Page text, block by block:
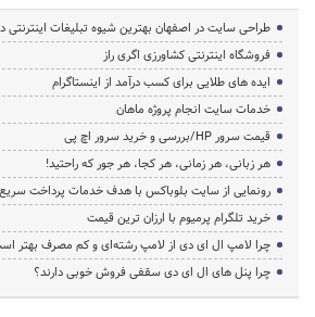
طراحی سایت در اصفهان بهترین شیوه تبلیغات اینترنتی
فروشگاه اینترنتی کشاورزی اگری راز
ایده های طلایی برای کسب درآمد از اینستاگرام
خدمات سایت انجام پروژه ماهان
قیمت سرور HP/بررسی و خرید سرور اچ پی
هر زبانی، هر زمانی، هر کجا، هر جور که راحتید!
رونمایی از سایت بلوباکس با هدف خدمات پرداخت سریع
خرید تلگرام پرمیوم با ارزان ترین قیمت
چرا لامپ ال ای دی از لامپ رشته‌ای و کم مصرف بهتر
چرا پنل های ال ای دی سقفی فروش خوبی دارند؟